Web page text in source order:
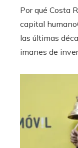
Por qué Costa
capital
las últimas
imanes de